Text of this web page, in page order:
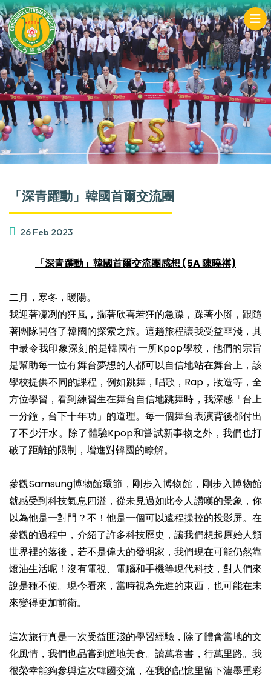
「深青躍動」韓國首爾交流團
26 Feb 2023
「深青躍動」韓國首爾交流團感想 (5A 陳曉祺)
二月，寒冬，暖陽。
我迎著凜冽的狂風，揣著欣喜若狂的急躁，跺著小腳，跟隨
著團隊開啓了韓國的探索之旅。這趟旅程讓我受益匪淺，其
中最令我印象深刻的是韓國有一所Kpop學校，他們的宗旨
是幫助每一位有舞台夢想的人都可以自信地站在舞台上，該
學校提供不同的課程，例如跳舞，唱歌，Rap，妝造等，全
方位學習，看到練習生在舞台自信地跳舞時，我深感「台上
一分鐘，台下十年功」的道理。每一個舞台表演背後都付出
了不少汗水。除了體驗Kpop和嘗試新事物之外，我們也打
破了距離的限制，增進對韓國的瞭解。
參觀Samsung博物館環節，剛步入博物館，剛步入博物館
就感受到科技氣息四溢，從未見過如此令人讚嘆的景象，你
以為他是一對門？不！他是一個可以遠程操控的投影屏。在
參觀的過程中，介紹了許多科技歷史，讓我們想起原始人類
世界裡的落後，若不是偉大的發明家，我們現在可能仍然靠
燈油生活呢！沒有電視、電腦和手機等現代科技，對人們來
說是種不便。現今看來，當時視為先進的東西，也可能在未
來變得更加前衛。
這次旅行真是一次受益匪淺的學習經驗，除了體會當地的文
化風情，我們也品嘗到道地美食。讀萬卷書，行萬里路。我
很榮幸能夠參與這次韓國交流，在我的記憶里留下濃墨重彩